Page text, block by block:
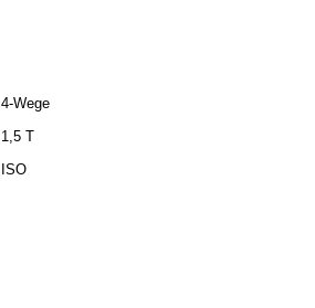
4-Wege
1,5 T
ISO